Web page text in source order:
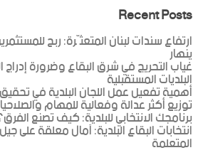
Recent Posts
ارتفاع سندات لبنان المتعثّرة: ربح
ينهار
غياب التحريج في شرق البقاع وضرورة
البلديات المستقبلية
أهمية تفعيل عمل اللجان البلدية في
توزيع أكثر عدالة وفعالية للمهام
برنامجك الانتخابي للبلدية: كيف تصنع
انتخابات البقاع البلدية: آمال معلقة على
المتعلمة